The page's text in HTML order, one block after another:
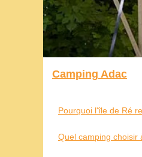
Camping Adac
Pourquoi l'île de Ré
Quel camping choisir